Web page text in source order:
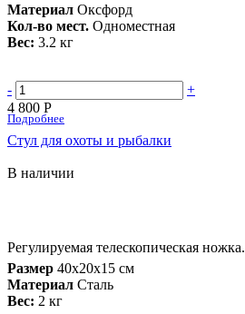
Материал Оксфорд
Кол-во мест. Одноместная
Вес: 3.2 кг
-
+
4 800 Р
Подробнее
Стул для охоты и рыбалки
В наличии
Регулируемая телескопическая ножка.
Размер 40х20х15 см
Материал Сталь
Вес: 2 кг